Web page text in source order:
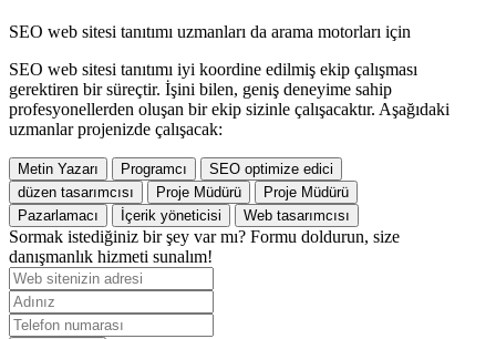
SEO web sitesi tanıtımı uzmanları da arama motorları için
SEO web sitesi tanıtımı iyi koordine edilmiş ekip çalışması
gerektiren bir süreçtir. İşini bilen, geniş deneyime sahip
profesyonellerden oluşan bir ekip sizinle çalışacaktır. Aşağıdaki
uzmanlar projenizde çalışacak:
Metin Yazarı Programcı
SEO optimize edici
düzen tasarımcısı
Proje Müdürü
Proje Müdürü
Pazarlamacı
İçerik yöneticisi Web tasarımcısı
Sormak istediğiniz bir şey var mı? Formu doldurun, size
danışmanlık hizmeti sunalım!